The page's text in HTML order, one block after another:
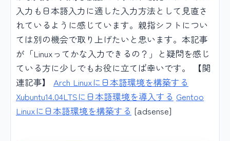
入力も日本語入力に適した入力方法として見直さ
れているように感じています。親指シフトについ
ては別の機会で取り上げたいと思います。本記事
が「Linuxってかな入力できるの？」と疑問を感じ
ている方に少しでもお役に立てば幸いです。 【関
連記事】 Arch Linuxに日本語環境を構築する
Xubuntu14.04LTSに日本語環境を導入する Gentoo
Linuxに日本語環境を構築する [adsense]